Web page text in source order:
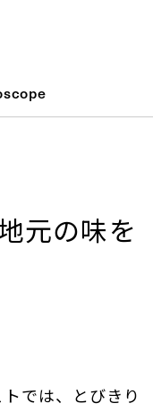
元の味を
では、とびきり